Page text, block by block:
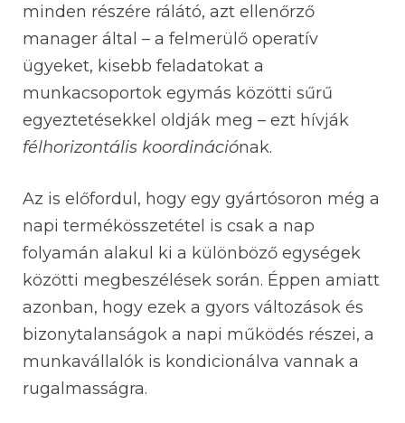
minden részére rálátó, azt ellenőrző
manager által – a felmerülő operatív
ügyeket, kisebb feladatokat a
munkacsoportok egymás közötti sűrű
egyeztetésekkel oldják meg – ezt hívják
félhorizontális koordinációnak.
Az is előfordul, hogy egy gyártósoron még a
napi termékösszetétel is csak a nap
folyamán alakul ki a különböző egységek
közötti megbeszélések során. Éppen amiatt
azonban, hogy ezek a gyors változások és
bizonytalanságok a napi működés részei, a
munkavállalók is kondicionálva vannak a
rugalmasságra.